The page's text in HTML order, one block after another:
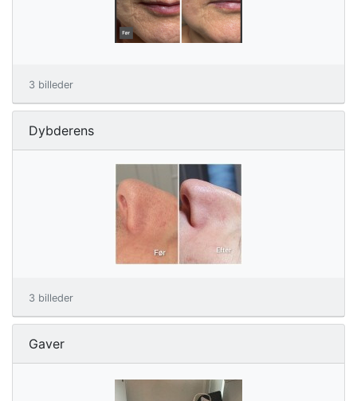
3 billeder
Dybderens
3 billeder
Gaver